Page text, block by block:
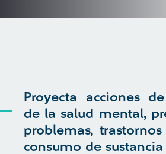
Proyecta acciones
de la salud mental,
problemas,
consumo de